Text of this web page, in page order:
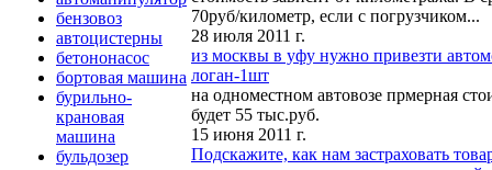
бензовоз
автоцистерны
бетононасос
бортовая машина
бурильно-
крановая
машина
бульдозер
70руб/километр, если с погрузчиком...
28 июля 2011 г.
из москвы в уфу нужно привезти
логан-1шт
на одноместном автовозе прмерная
будет 55 тыс.руб.
15 июня 2011 г.
Подскажите, как нам застраховать